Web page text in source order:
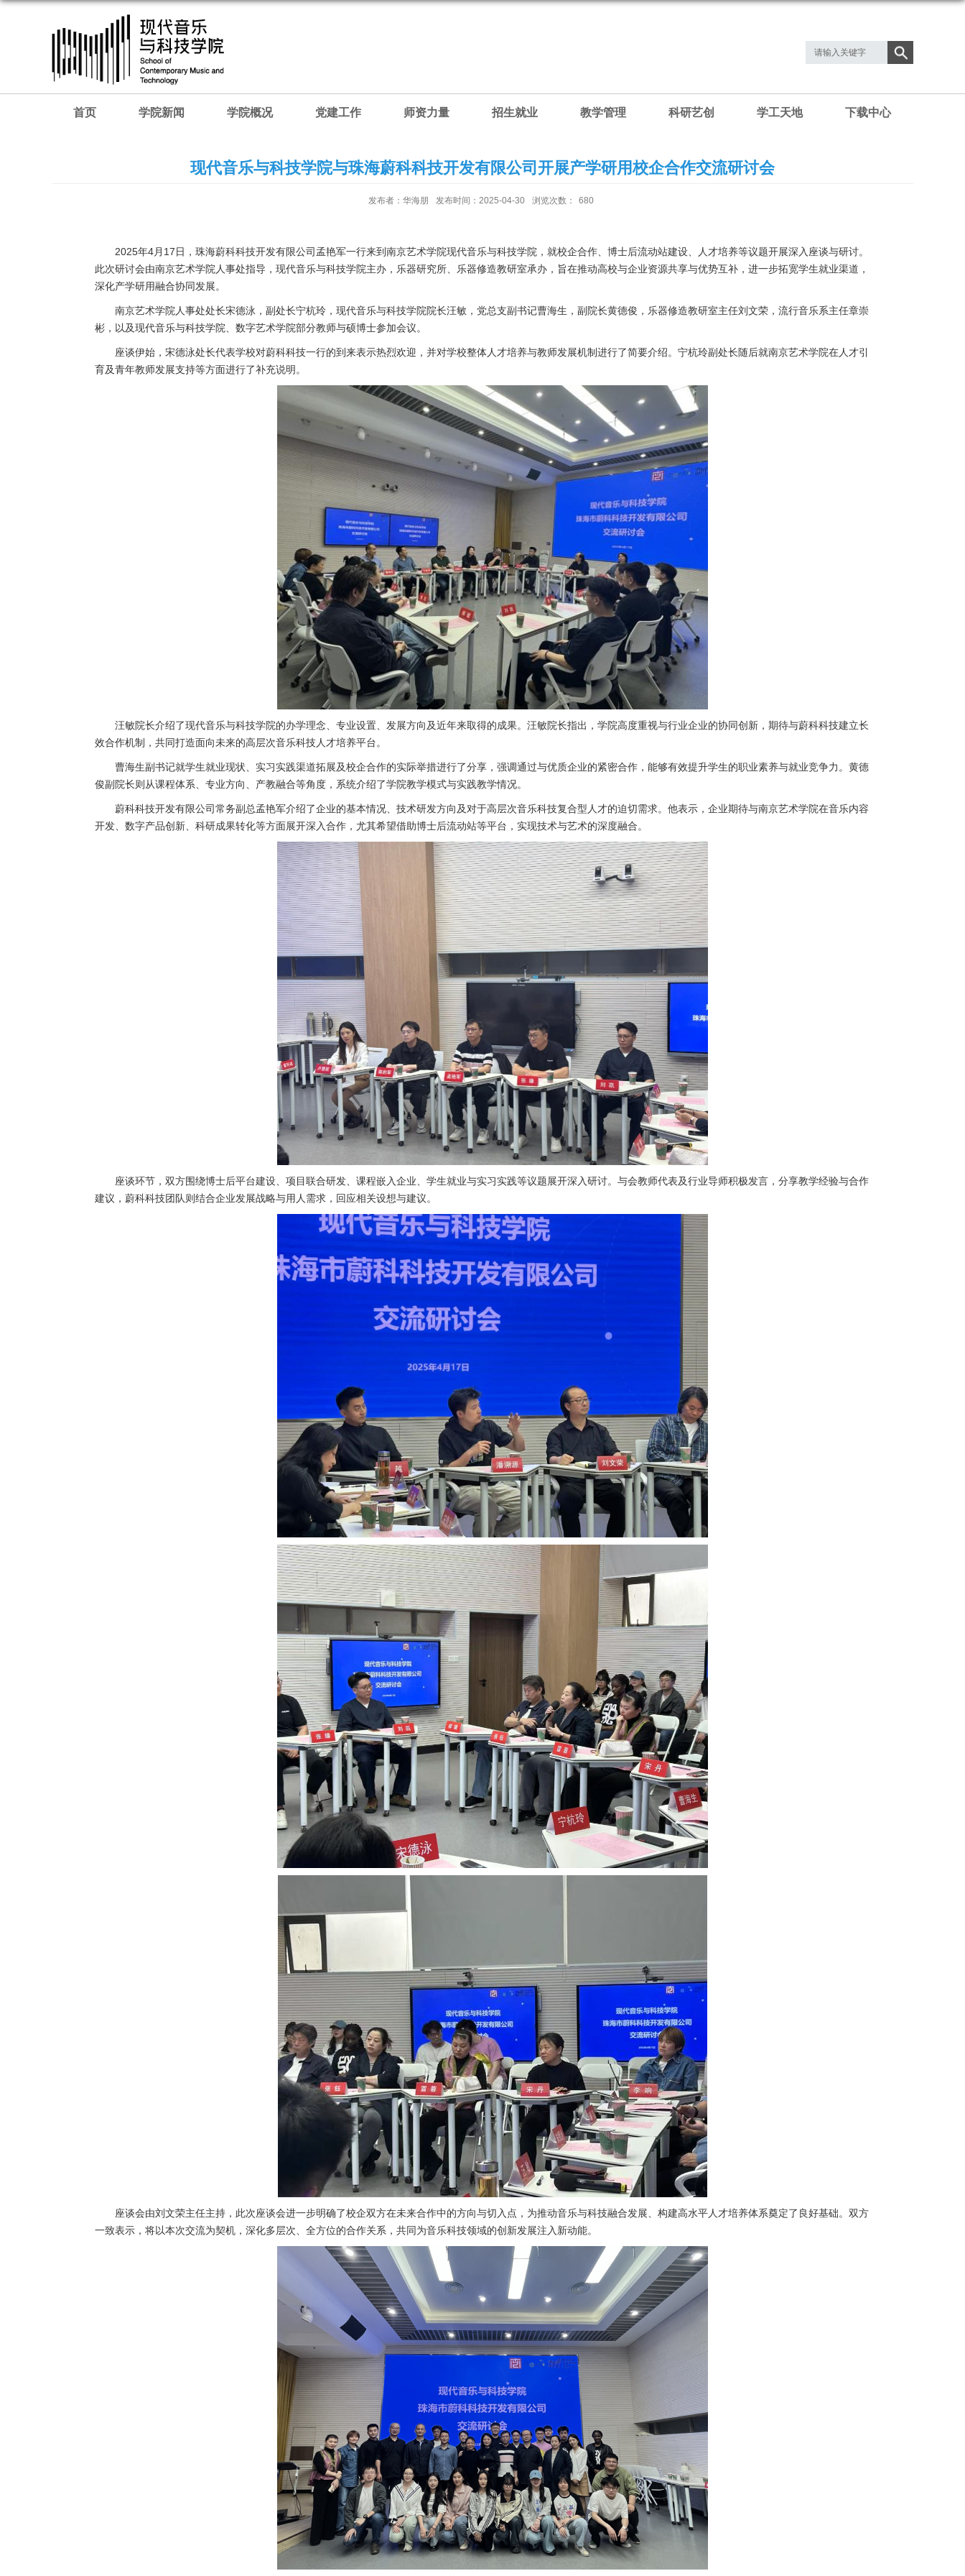
首页 学院新闻 学院概况 党建工作 师资力量 招生就业 教学管理 科研艺创 学工天地 下载中心
现代音乐与科技学院与珠海蔚科科技开发有限公司开展产学研用校企合作交流研讨会
发布者：华海朋 发布时间：2025-04-30 浏览次数： 680
2025年4月17日，珠海蔚科科技开发有限公司孟艳军一行来到南京艺术学院现代音乐与科技学院，就校企合作、博士后流动站建设、人才培养等议题开展深入座谈与研讨。
此次研讨会由南京艺术学院人事处指导，现代音乐与科技学院主办，乐器研究所、乐器修造教研室承办，旨在推动高校与企业资源共享与优势互补，进一步拓宽学生就业渠道，
深化产学研用融合协同发展。
南京艺术学院人事处处长宋德泳，副处长宁杭玲，现代音乐与科技学院院长汪敏，党总支副书记曹海生，副院长黄德俊，乐器修造教研室主任刘文荣，流行音乐系主任章崇
彬，以及现代音乐与科技学院、数字艺术学院部分教师与硕博士参加会议。
座谈伊始，宋德泳处长代表学校对蔚科科技一行的到来表示热烈欢迎，并对学校整体人才培养与教师发展机制进行了简要介绍。宁杭玲副处长随后就南京艺术学院在人才引
育及青年教师发展支持等方面进行了补充说明。
汪敏院长介绍了现代音乐与科技学院的办学理念、专业设置、发展方向及近年来取得的成果。汪敏院长指出，学院高度重视与行业企业的协同创新，期待与蔚科科技建立长
效合作机制，共同打造面向未来的高层次音乐科技人才培养平台。
曹海生副书记就学生就业现状、实习实践渠道拓展及校企合作的实际举措进行了分享，强调通过与优质企业的紧密合作，能够有效提升学生的职业素养与就业竞争力。黄德
俊副院长则从课程体系、专业方向、产教融合等角度，系统介绍了学院教学模式与实践教学情况。
蔚科科技开发有限公司常务副总孟艳军介绍了企业的基本情况、技术研发方向及对于高层次音乐科技复合型人才的迫切需求。他表示，企业期待与南京艺术学院在音乐内容
开发、数字产品创新、科研成果转化等方面展开深入合作，尤其希望借助博士后流动站等平台，实现技术与艺术的深度融合。
座谈环节，双方围绕博士后平台建设、项目联合研发、课程嵌入企业、学生就业与实习实践等议题展开深入研讨。与会教师代表及行业导师积极发言，分享教学经验与合作
建议，蔚科科技团队则结合企业发展战略与用人需求，回应相关设想与建议。
座谈会由刘文荣主任主持，此次座谈会进一步明确了校企双方在未来合作中的方向与切入点，为推动音乐与科技融合发展、构建高水平人才培养体系奠定了良好基础。双方
一致表示，将以本次交流为契机，深化多层次、全方位的合作关系，共同为音乐科技领域的创新发展注入新动能。